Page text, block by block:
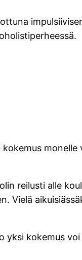
monelle
reilusti alle
Vielä
yksi kokemus